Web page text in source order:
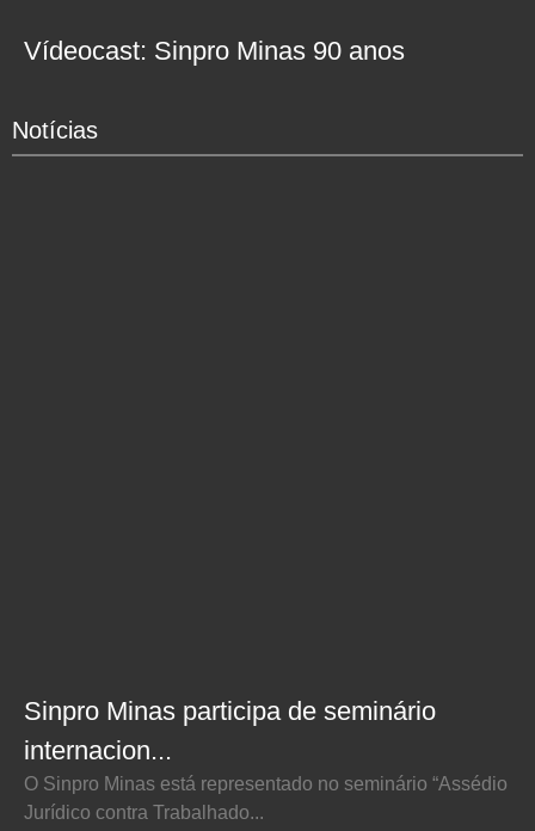
Vídeocast: Sinpro Minas 90 anos
Notícias
Sinpro Minas participa de seminário
internacion...
O Sinpro Minas está representado no seminário “Assédio
Jurídico contra Trabalhado...